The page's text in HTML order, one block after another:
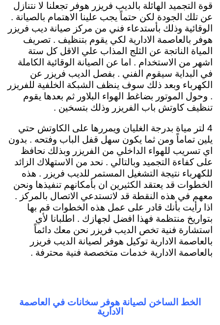
قوة التجميد الهائلة بالديب فريزر هوفر تجعلنا لا نتنازل
عن تلك الجودة لكن حتماً يجب علينا الاهتمام بالصيانة .
الوقائية وذلك بأستدعاء فني من مركز صيانة ديب فريزر
هوفر بالعاصمة الادارية لكي يقوم بتنظيف . تصريف
المياة الناتجة عن الثلج المذاب علي الاقل كل ستة
اشهر من الاستخدام . اما عن الصيانة الوقائية الكاملة
في البداية سيقوم الفني . بفصل الديب فريزر عن
الكهرباء وبعد ذلك سوف ينظف الشبكة الخلفية للفريزر
. وحول الموتور بضاغط الهواء البلاور ثم بعدها يقوم
تنظيف كاوتش باب الفريزر وذلك بتسخين .
4 لتر مياة بدرجة الغليان ويمررها على الكاوتش حتي
يلين تماماً ومن ثما يكون سهل قفل الباب وفتحه . بدون
اي تسريب للهواء الداخلي من الفريزر وبذلك نحافظ
على كفاءة التجميد وبالتالي . نحد من الاستهلاك الزائد
للكهرباء نتيجة التشغيل المستمر للديب فريزر . هذه
الخطوات قد يعتقد الكثيرين ان بأمكانهم تنفيذها ونحن
معهم في هذه النقطة قد لاتستدعي الاتصال بالمركز .
اذا رأيت بأنك قادر على عمل هذه الخطوات قم بها
بتواريخ منتظمة فهذا افضل لجهازك . اطلبانا لأي
استشارة فنية تخص الديب فريزر نحن معك دائماً
بالعاصمة الادارية توكيل هوفر لصيانة الديب فريزر
بالعاصمة الادارية خدمات متخصصة فنية محترفة .
الخط الساخن لصيانة هوفر سخانات في العاصمة
الادارية